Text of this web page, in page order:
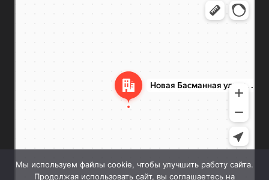
Мы используем файлы cookie, чтобы улучшить работу сайта.
Продолжая использовать сайт, вы соглашаетесь на